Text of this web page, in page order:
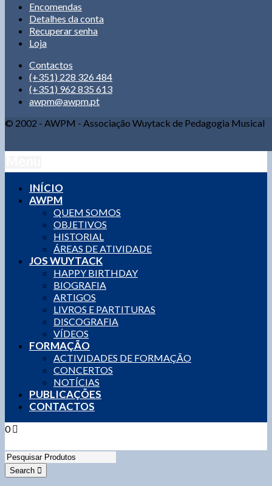
Encomendas
Detalhes da conta
Recuperar senha
Loja
Contactos
(+351) 228 326 484
(+351) 962 835 613
awpm@awpm.pt
© 2002 - AWPM - Associação Wuytack de Pedagogia Musical
INÍCIO
AWPM
QUEM SOMOS
OBJETIVOS
HISTORIAL
ÁREAS DE ATIVIDADE
JOS WUYTACK
HAPPY BIRTHDAY
BIOGRAFIA
ARTIGOS
LIVROS E PARTITURAS
DISCOGRAFIA
VÍDEOS
FORMAÇÃO
ACTIVIDADES DE FORMAÇÃO
CONCERTOS
NOTÍCIAS
PUBLICAÇÕES
CONTACTOS
0
Search